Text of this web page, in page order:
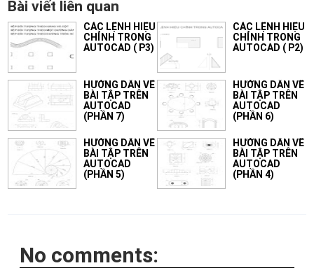
Bài viết liên quan
CÁC LỆNH HIỆU
CHỈNH TRONG
AUTOCAD ( P3)
CÁC LỆNH HIỆU
CHỈNH TRONG
AUTOCAD ( P2)
HƯỚNG DẪN VẼ
BÀI TẬP TRÊN
AUTOCAD
(PHẦN 7)
HƯỚNG DẪN VẼ
BÀI TẬP TRÊN
AUTOCAD
(PHẦN 6)
HƯỚNG DẪN VẼ
BÀI TẬP TRÊN
AUTOCAD
(PHẦN 5)
HƯỚNG DẪN VẼ
BÀI TẬP TRÊN
AUTOCAD
(PHẦN 4)
No comments: